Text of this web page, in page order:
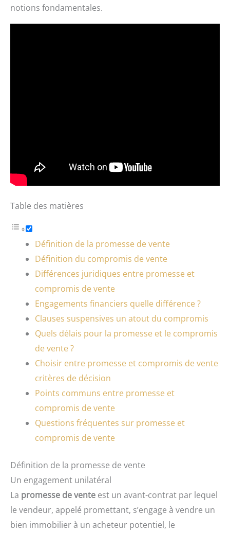
notions fondamentales.
Table des matières
Définition de la promesse de vente
Définition du compromis de vente
Différences juridiques entre promesse et
compromis de vente
Engagements financiers quelle différence ?
Clauses suspensives un atout du compromis
Quels délais pour la promesse et le compromis
de vente ?
Choisir entre promesse et compromis de vente
critères de décision
Points communs entre promesse et
compromis de vente
Questions fréquentes sur promesse et
compromis de vente
Définition de la promesse de vente
Un engagement unilatéral
La promesse de vente est un avant-contrat par lequel
le vendeur, appelé promettant, s’engage à vendre un
bien immobilier à un acheteur potentiel, le